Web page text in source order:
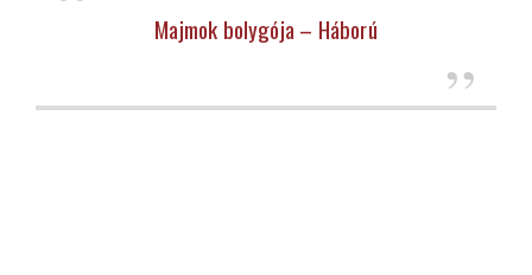
Majmok bolygója – Háború